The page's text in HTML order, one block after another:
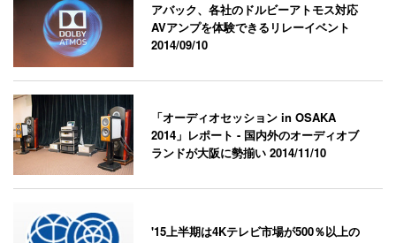
アバック、各社のドルビーアトモス対応
AVアンプを体験できるリレーイベント
2014/09/10
「オーディオセッション in OSAKA
2014」レポート - 国内外のオーディオブ
ランドが大阪に勢揃い2014/11/10
'15上半期は4Kテレビ市場が500％以上の